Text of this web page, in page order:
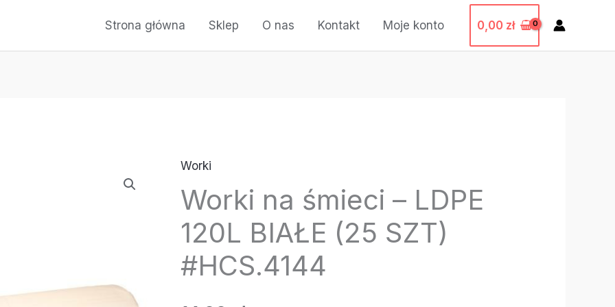
Strona główna Sklep O nas Kontakt Moje konto 0,00 zł
Worki
Worki na śmieci – LDPE
120L BIAŁE (25 SZT)
#HCS.4144
ilość
Worki
na
śmieci
LDPE